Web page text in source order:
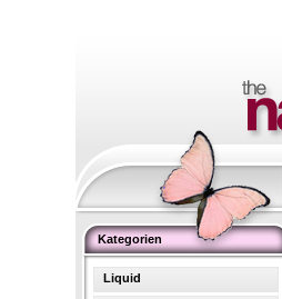
Kategorien
Liquid